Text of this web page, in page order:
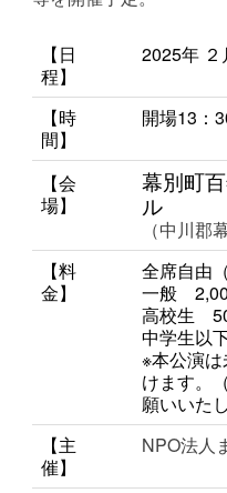
【日
程】
2025年
【時
間】
開場13：
【会
場】
幕別町
ル
（中川郡
【料
金】
全席自由
一般
高校生
中学生以
※本公演
けます。
願いいた
【主
催】
NPO法人